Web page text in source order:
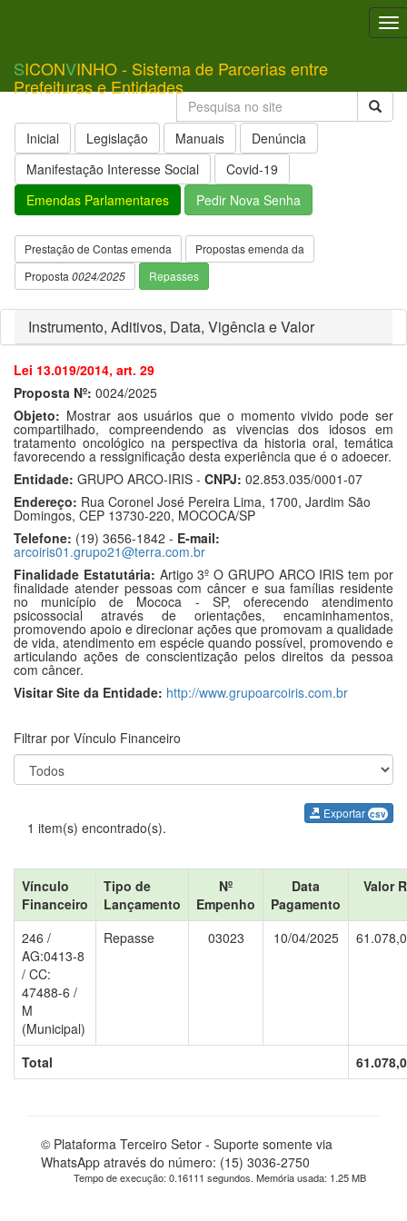
SICONVINHO - Sistema de Parcerias entre
Prefeituras e Entidades
Inicial Legislação Manuais
Denúncia
Manifestação Interesse Social
Covid-19
Emendas Parlamentares
Pedir Nova Senha
Prestação de Contas emenda
Propostas emenda da
Proposta 0024/2025 Repasses
Instrumento, Aditivos, Data, Vigência e Valor
Lei 13.019/2014, art. 29
Proposta Nº: 0024/2025
Objeto: Mostrar aos usuários que o momento vivido pode ser
compartilhado, compreendendo as vivencias dos idosos em
tratamento oncológico na perspectiva da historia oral, temática
favorecendo a ressignificação desta experiência que é o adoecer.
Entidade: GRUPO ARCO-IRIS - CNPJ: 02.853.035/0001-07
Endereço: Rua Coronel José Pereira Lima, 1700, Jardim São
Domingos, CEP 13730-220, MOCOCA/SP
Telefone: (19) 3656-1842 - E-mail:
arcoiris01.grupo21@terra.com.br
Finalidade Estatutária: Artigo 3º O GRUPO ARCO IRIS tem por
finalidade atender pessoas com câncer e sua famílias residente
no município de Mococa - SP, oferecendo atendimento
psicossocial através de orientações, encaminhamentos,
promovendo apoio e direcionar ações que promovam a qualidade
de vida, atendimento em espécie quando possível, promovendo e
articulando ações de conscientização pelos direitos da pessoa
com câncer.
Visitar Site da Entidade: http://www.grupoarcoiris.com.br
Filtrar por Vínculo Financeiro
Exportar csv
1 item(s) encontrado(s).
Vínculo
Financeiro
Tipo de
Lançamento
Nº
Empenho
Data
Pagamento
Valor
246 /
AG:0413-8
/ CC:
47488-6 /
M
(Municipal)
Repasse 03023 10/04/2025
Total
© Plataforma Terceiro Setor - Suporte somente via
WhatsApp através do número: (15) 3036-2750
Tempo de execução: 0.16111 segundos. Memória usada: 1.25 MB